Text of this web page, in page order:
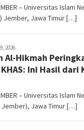
– Universitas Islam
Jember, Jawa Timur […]
2026
Hikmah
Ini Hasil dari
– Universitas Islam
Jember), Jawa Timur […]